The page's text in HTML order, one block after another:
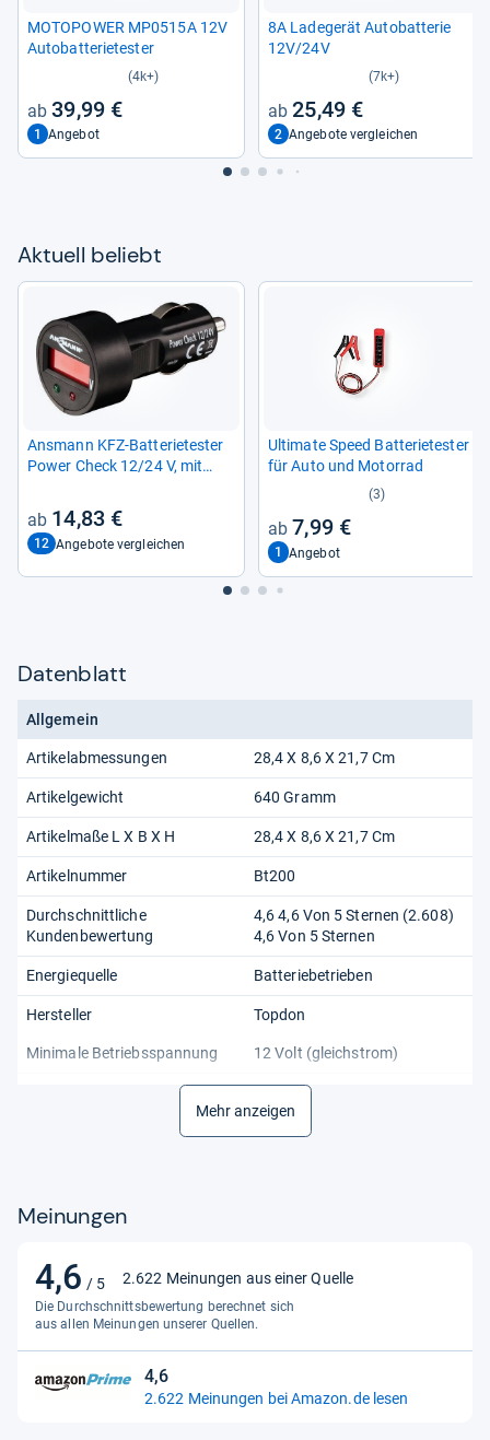
MOTO­POWER MP0515A 12V
Auto­bat­te­rie­tes­ter
(4k+)
39,99 €
1 Angebot
8A Lade­ge­rät Auto­bat­te­rie
12V/24V
(7k+)
25,49 €
2 Angebote vergleichen
Aktu­ell beliebt
Ans­mann KFZ-​Bat­te­rie­tes­ter
Power Check 12/24 V, mit
14,83 €
12 Angebote vergleichen
Ulti­mate Speed Bat­te­rie­tes­ter
für Auto und Motor­rad
(3)
7,99 €
1 Angebot
Datenblatt
Allgemein
Artikelabmessungen 28,4 X 8,6 X 21,7 Cm
Artikelgewicht 640 Gramm
Artikelmaße L X B X H 28,4 X 8,6 X 21,7 Cm
Artikelnummer Bt200
Durchschnittliche
Kundenbewertung
4,6 4,6 Von 5 Sternen (2.608)
4,6 Von 5 Sternen
Energiequelle Batteriebetrieben
Hersteller Topdon
Minimale Betriebsspannung 12 Volt (gleichstrom)
Obere Nenntemperatur 60 Grad Celsius
Stilrichtung
Ursprungsland China
Mehr anzeigen
Meinungen
4,6 / 5
4,6
von
5
Sternen
2.622 Meinungen aus einer Quelle
Die Durchschnittsbewertung berechnet sich
aus allen Meinungen unserer Quellen.
4,6
4,6
von
2.622 Meinungen bei Amazon.de lesen